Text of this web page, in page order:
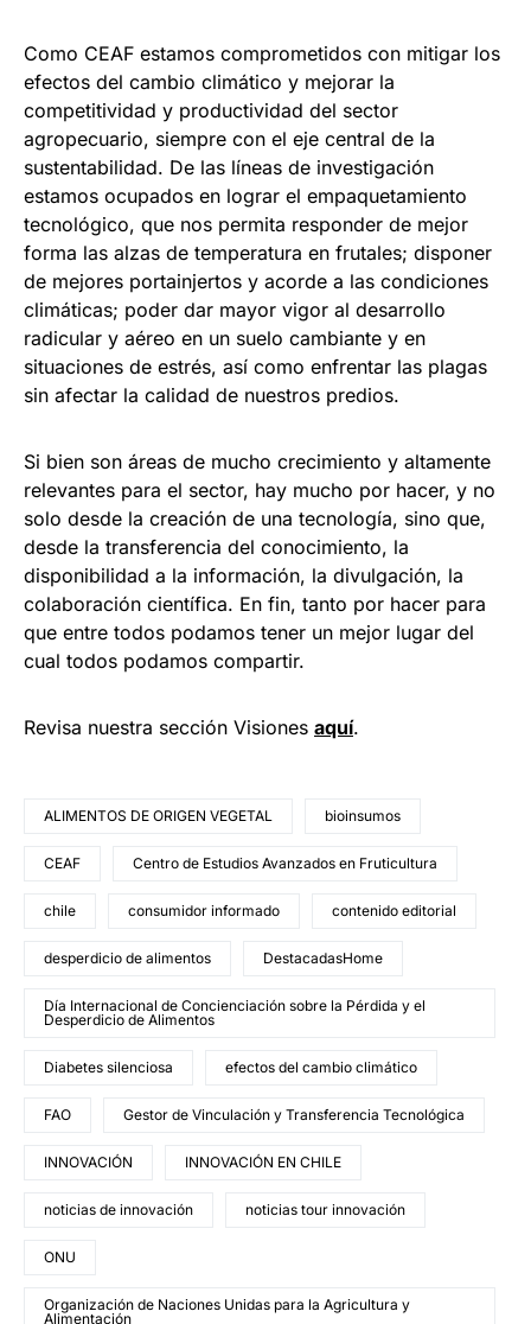
Como CEAF estamos comprometidos con mitigar los
efectos del cambio climático y mejorar la
competitividad y productividad del sector
agropecuario, siempre con el eje central de la
sustentabilidad. De las líneas de investigación
estamos ocupados en lograr el empaquetamiento
tecnológico, que nos permita responder de mejor
forma las alzas de temperatura en frutales; disponer
de mejores portainjertos y acorde a las condiciones
climáticas; poder dar mayor vigor al desarrollo
radicular y aéreo en un suelo cambiante y en
situaciones de estrés, así como enfrentar las plagas
sin afectar la calidad de nuestros predios.
Si bien son áreas de mucho crecimiento y altamente
relevantes para el sector, hay mucho por hacer, y no
solo desde la creación de una tecnología, sino que,
desde la transferencia del conocimiento, la
disponibilidad a la información, la divulgación, la
colaboración científica. En fin, tanto por hacer para
que entre todos podamos tener un mejor lugar del
cual todos podamos compartir.
Revisa nuestra sección Visiones aquí.
ALIMENTOS DE ORIGEN VEGETAL bioinsumos
CEAF Centro de Estudios Avanzados en Fruticultura
chile consumidor informado contenido editorial
desperdicio de alimentos DestacadasHome
Día Internacional de Concienciación sobre la Pérdida y el
Desperdicio de Alimentos
Diabetes silenciosa efectos del cambio climático
FAO Gestor de Vinculación y Transferencia Tecnológica
INNOVACIÓN INNOVACIÓN EN CHILE
noticias de innovación noticias tour innovación
ONU
Organización de Naciones Unidas para la Agricultura y
Alimentación